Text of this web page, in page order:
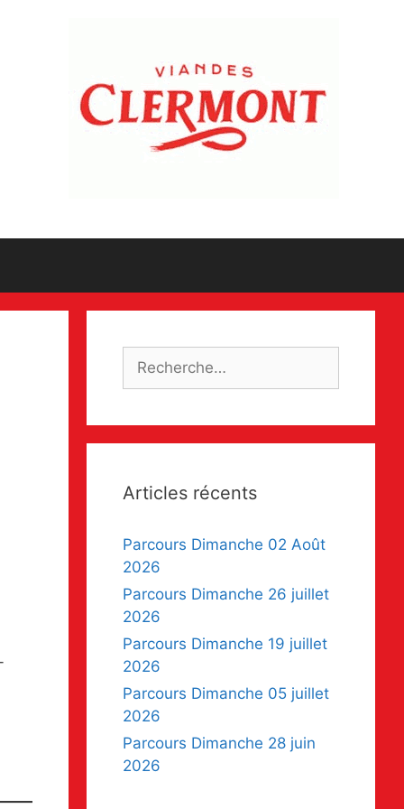
Articles récents
Parcours Dimanche 02 Août
2026
Parcours Dimanche 26 juillet
2026
Parcours Dimanche 19 juillet
2026
Parcours Dimanche 05 juillet
2026
Parcours Dimanche 28 juin
2026